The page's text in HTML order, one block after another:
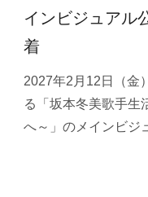
インビジュアル
着
2027年2月12日（金
る「坂本冬美歌手生
へ～」のメインビジ